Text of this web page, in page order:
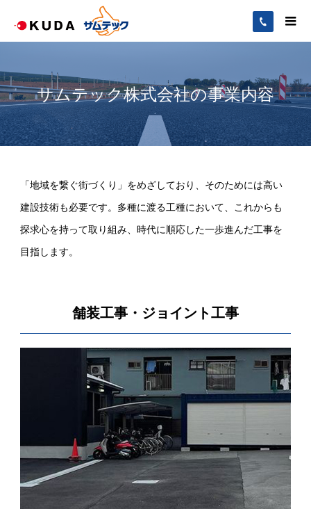
サムテック株式会社の事業内容
「地域を繋ぐ街づくり」をめざしており、そのためには高い
建設技術も必要です。多種に渡る工種において、これからも
探求心を持って取り組み、時代に順応した一歩進んだ工事を
目指します。
舗装工事・ジョイント工事